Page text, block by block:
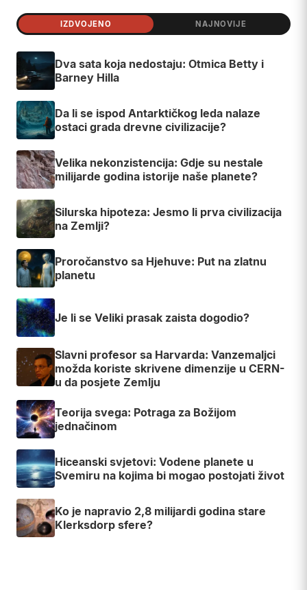
IZDVOJENO NAJNOVIJE
Dva sata koja nedostaju: Otmica Betty i
Barney Hilla
Da li se ispod Antarktičkog leda nalaze
ostaci grada drevne civilizacije?
Velika nekonzistencija: Gdje su nestale
milijarde godina istorije naše planete?
Silurska hipoteza: Jesmo li prva civilizacija
na Zemlji?
Proročanstvo sa Hjehuve: Put na zlatnu
planetu
Je li se Veliki prasak zaista dogodio?
Slavni profesor sa Harvarda: Vanzemaljci
možda koriste skrivene dimenzije u CERN-
u da posjete Zemlju
Teorija svega: Potraga za Božijom
jednačinom
Hiceanski svjetovi: Vodene planete u
Svemiru na kojima bi mogao postojati život
Ko je napravio 2,8 milijardi godina stare
Klerksdorp sfere?